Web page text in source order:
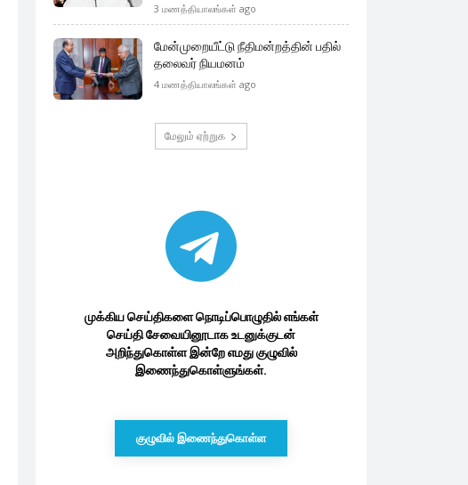
3 மணத்தியாலங்கள் ago
மேன்முறையீட்டு நீதிமன்றத்தின் பதில்
தலைவர் நியமனம்
4 மணத்தியாலங்கள் ago
மேலும் ஏற்றுக
முக்கிய செய்திகளை நொடிப்பொழுதில் எங்கள்
செய்தி சேவையினூடாக உடனுக்குடன்
அறிந்துகொள்ள இன்றே எமது குழுவில்
இணைந்துகொள்ளுங்கள்.
குழுவில் இணைந்துகொள்ள